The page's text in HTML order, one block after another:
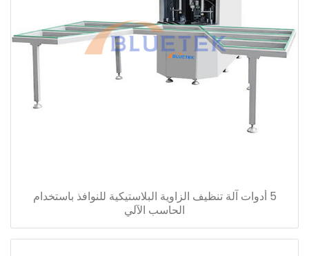
5 أدوات آلة تنظيف الزاوية البلاستيكية للنوافذ باستخدام
الحاسب الآلي